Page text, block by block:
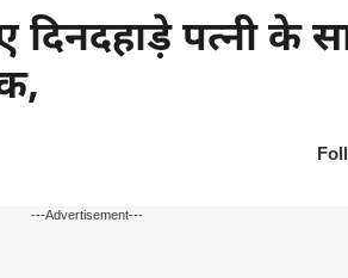
पत्नी के
---Advertisement---